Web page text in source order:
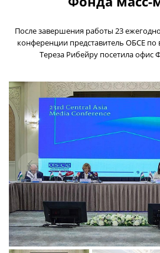
После завершения работы 23
конференции представитель ОБСЕ
Тереза Рибейру посетила офис